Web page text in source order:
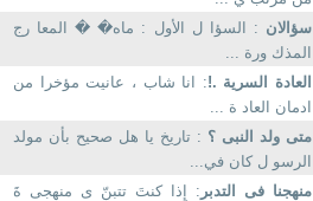
سؤالان : السؤا ل الأول : ماه� � المعا رج
المذك ورة ...
العادة السرية .!: انا شاب ، عانيت مؤخرا من
ادمان العاد ة ...
متى ولد النبى ؟ : تاريخ يا هل صحيح بأن مولد
الرسو ل كان في...
منهجنا فى التدبر : إِذا كنتَ تتبنّ ی منهجی ةَ